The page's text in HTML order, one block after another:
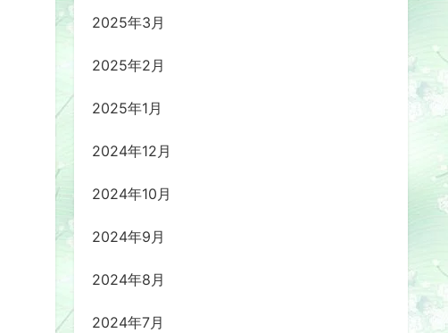
2025年3月
2025年2月
2025年1月
2024年12月
2024年10月
2024年9月
2024年8月
2024年7月